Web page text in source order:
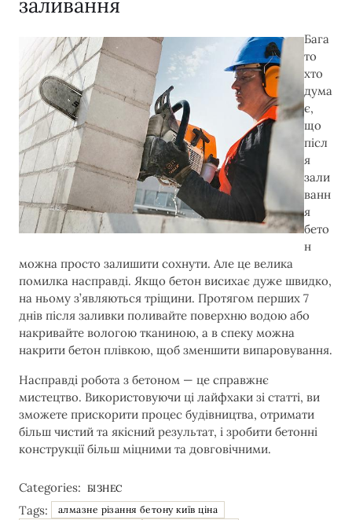
заливання
Бага
то
хто
дума
є,
що
післ
я
зали
ванн
я
бето
н
можна просто залишити сохнути. Але це велика
помилка насправді. Якщо бетон висихає дуже швидко,
на ньому з’являються тріщини. Протягом перших 7
днів після заливки поливайте поверхню водою або
накривайте вологою тканиною, а в спеку можна
накрити бетон плівкою, щоб зменшити випаровування.
Насправді робота з бетоном — це справжнє
мистецтво. Використовуючи ці лайфхаки зі статті, ви
зможете прискорити процес будівництва, отримати
більш чистий та якісний результат, і зробити бетонні
конструкції більш міцними та довговічними.
Categories: БІЗНЕС
Tags:
алмазне різання бетону київ ціна